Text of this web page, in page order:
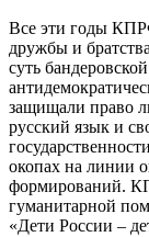
Все эти годы
дружбы и
суть
защищали право
русский язык и
окопах на линии
формирований.
гуманитарной
«Дети России –